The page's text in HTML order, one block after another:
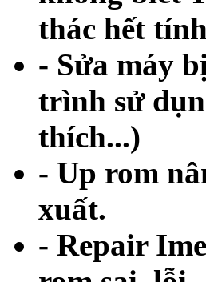
thác hết
- Sửa máy
trình sử
thích...)
- Up rom
xuất.
- Repair